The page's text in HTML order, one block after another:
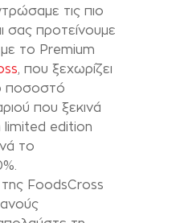
τις πιο
σας προτείνουμε
με το Premium
, που ξεχωρίζει
ποσοστό
που ξεκινά
edition
το
της FoodsCross